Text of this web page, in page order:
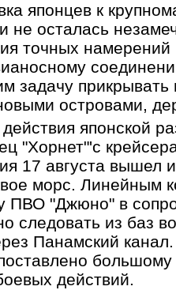
японцев к
не осталась
точных
задачу
островами,
японской
"Хорнет"'с
17 августа вышел
морс. Линейным
ПВО "Джюно" в
следовать из баз
Панамский
действий.